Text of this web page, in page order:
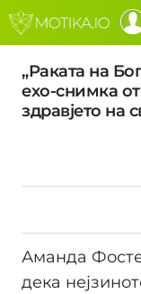
„Раката на
ехо-снимка
здравјето на
Аманда
дека